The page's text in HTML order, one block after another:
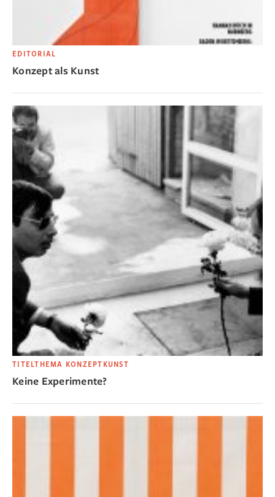
EDITORIAL
Konzept als Kunst
TITELTHEMA KONZEPTKUNST
Keine Experimente?